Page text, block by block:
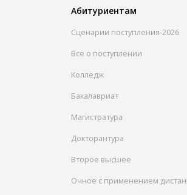
Абитуриентам
Сценарии поступления-2026
Все о поступлении
Колледж
Бакалавриат
Магистратура
Докторантура
Второе высшее
Очное с применением